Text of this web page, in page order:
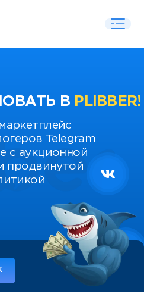
В PLIBBER!
Telegram
с аукционной
продвинутой